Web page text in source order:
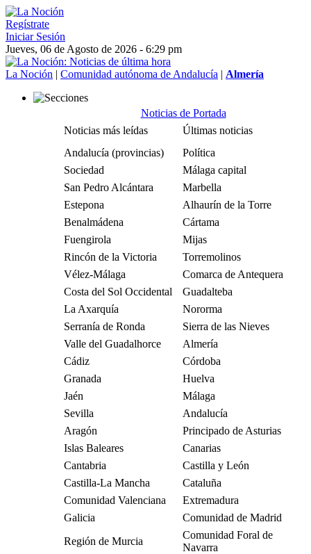
Regístrate
Iniciar Sesión
Jueves, 06 de Agosto de 2026 - 6:29 pm
La Noción | Comunidad autónoma de Andalucía | Almería
Noticias de Portada
Noticias más leídas
Últimas noticias
Andalucía (provincias)
Política
Sociedad
Málaga capital
San Pedro Alcántara
Marbella
Estepona
Alhaurín de la Torre
Benalmádena
Cártama
Fuengirola
Mijas
Rincón de la Victoria
Torremolinos
Vélez-Málaga
Comarca de Antequera
Costa del Sol Occidental
Guadalteba
La Axarquía
Nororma
Serranía de Ronda
Sierra de las Nieves
Valle del Guadalhorce
Almería
Cádiz
Córdoba
Granada
Huelva
Jaén
Málaga
Sevilla
Andalucía
Aragón
Principado de Asturias
Islas Baleares
Canarias
Cantabria
Castilla y León
Castilla-La Mancha
Cataluña
Comunidad Valenciana
Extremadura
Galicia
Comunidad de Madrid
Región de Murcia
Comunidad Foral de
Navarra